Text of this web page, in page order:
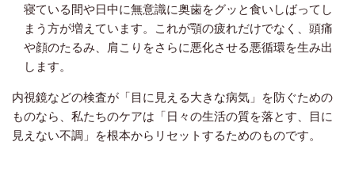
寝ている間や日中に無意識に奥歯をグッと食いしばってし
まう方が増えています。これが顎の疲れだけでなく、頭痛
や顔のたるみ、肩こりをさらに悪化させる悪循環を生み出
します。
内視鏡などの検査が「目に見える大きな病気」を防ぐための
ものなら、私たちのケアは「日々の生活の質を落とす、目に
見えない不調」を根本からリセットするためのものです。